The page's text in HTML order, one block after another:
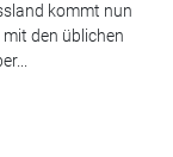
kommt nun
den üblichen